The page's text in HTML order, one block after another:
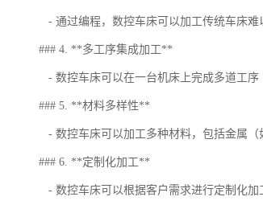
- 通过编程，数控车床可以加工传统车床
### 4. **多工序集成加工**
- 数控车床可以在一台机床上完成多道工
### 5. **材料多样性**
- 数控车床可以加工多种材料，包括金属
### 6. **定制化加工**
- 数控车床可以根据客户需求进行定制化